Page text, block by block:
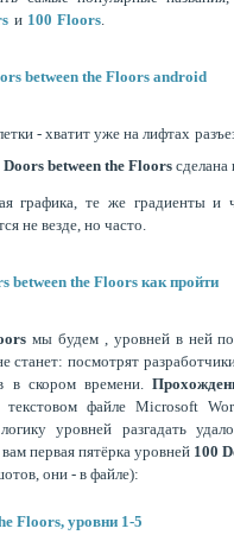
и 100 Floors.
- хватит уже на лифтах
between the Floorsсделана
графика, те же градиенты и
не везде, но часто.
мы будем , уровней в ней
станет: посмотрят
в скором времени.
файле Microsoft
уровней разгадать
первая пятёрка уровней 100
они - в файле):
Floors, уровни 1-5